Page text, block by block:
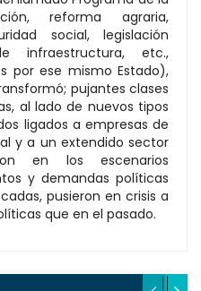
reforma agraria,
social, legislación
infraestructura, etc.,
por ese mismo Estado),
pujantes clases
al lado de nuevos tipos
ligados a empresas de
y a un extendido sector
en los escenarios
y demandas políticas
pusieron en crisis a
que en el pasado.